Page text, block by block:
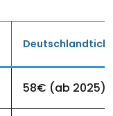
58€ (ab 2025)